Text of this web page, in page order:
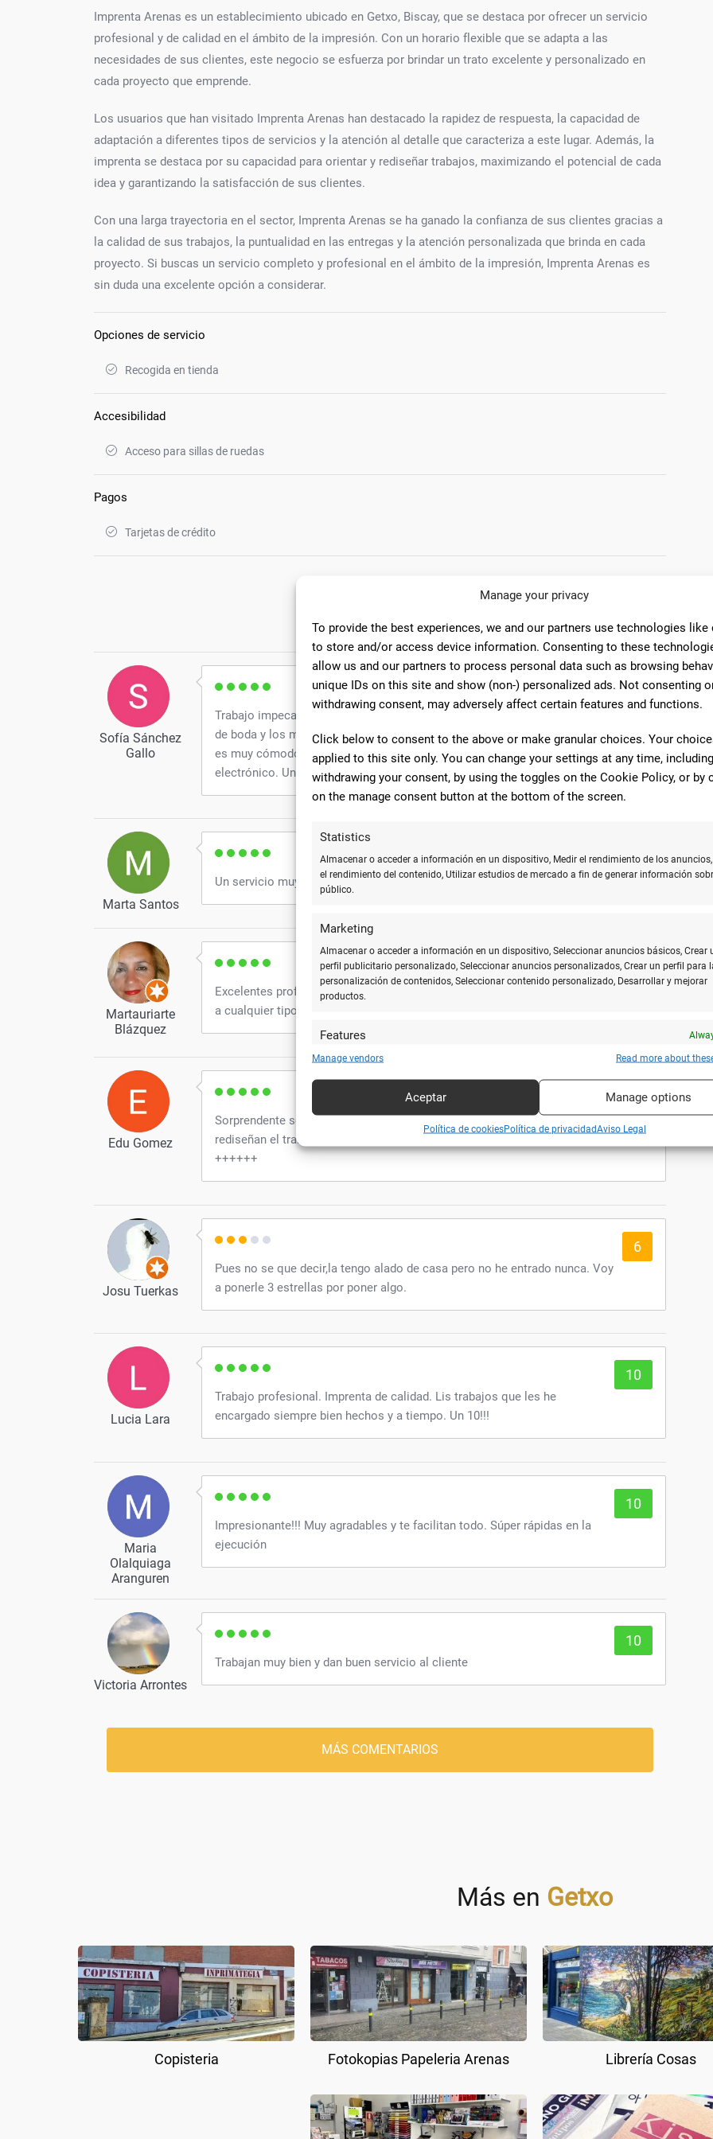
Manage your privacy
To provide the best experiences, we and our partners use technologies like
to store and/or access device information. Consenting to these
allow us and our partners to process personal data such as browsing
unique IDs on this site and show (non-) personalized ads. Not consenting
withdrawing consent, may adversely affect certain features and functions.
Click below to consent to the above or make granular choices. Your
applied to this site only. You can change your settings at any time, including
withdrawing your consent, by using the toggles on the Cookie Policy, or by
on the manage consent button at the bottom of the screen.
Statistics
Almacenar o acceder a información en un dispositivo, Medir el rendimiento de los
el rendimiento del contenido, Utilizar estudios de mercado a fin de generar información
público.
Marketing
Almacenar o acceder a información en un dispositivo, Seleccionar anuncios básicos, Crear
perfil publicitario personalizado, Seleccionar anuncios personalizados, Crear un perfil para
personalización de contenidos, Seleccionar contenido personalizado, Desarrollar y mejorar
productos.
Features
Cotejar y combinar fuentes de datos off line, Vincular diferentes dispositivos, Recibir
Utilizar datos de localización geográfica precisa, Analizar activamente las
Garantizar la seguridad, evitar fraudes y depurar errores, Servir
Manage vendors Read more about
Aceptar Manage options
Política de cookiesPolítica de privacidadAviso Legal
Imprenta Arenas es un establecimiento ubicado en Getxo, Biscay, que se destaca por ofrecer un servicio
profesional y de calidad en el ámbito de la impresión. Con un horario flexible que se adapta a las
necesidades de sus clientes, este negocio se esfuerza por brindar un trato excelente y personalizado en
cada proyecto que emprende.
Los usuarios que han visitado Imprenta Arenas han destacado la rapidez de respuesta, la capacidad de
adaptación a diferentes tipos de servicios y la atención al detalle que caracteriza a este lugar. Además, la
imprenta se destaca por su capacidad para orientar y rediseñar trabajos, maximizando el potencial de cada
idea y garantizando la satisfacción de sus clientes.
Con una larga trayectoria en el sector, Imprenta Arenas se ha ganado la confianza de sus clientes gracias a
la calidad de sus trabajos, la puntualidad en las entregas y la atención personalizada que brinda en cada
proyecto. Si buscas un servicio completo y profesional en el ámbito de la impresión, Imprenta Arenas es
sin duda una excelente opción a considerar.
Opciones de servicio
Recogida en tienda
Accesibilidad
Acceso para sillas de ruedas
Pagos
Tarjetas de crédito
19 Comentarios
Sofía Sánchez
Gallo
10
Trabajo impecable, amables y buen precio. Hemos hecho las invitaciones
de boda y los misales de dos bodas de la familia y estamos encantados. Además
es muy cómodo porque funcionan fenomenal por teléfono y por correo
electrónico. Unos profesionales.
Marta Santos
10
Un servicio muy profesional y un trato excelente. Lo recomiendo al 100%!
Martauriarte
Blázquez
10
Excelentes profesionales muy rápida respuesta se amoldan perfectamente
a cualquier tipo de servicio
Edu Gomez
10
Sorprendente servicio completo. No solo imprimen, te orientan y te
rediseñan el trabajo hasta sacar el máximo partido a tu idea. Recomendable
++++++
Josu Tuerkas
6
Pues no se que decir,la tengo alado de casa pero no he entrado nunca. Voy
a ponerle 3 estrellas por poner algo.
Lucia Lara
10
Trabajo profesional. Imprenta de calidad. Lis trabajos que les he
encargado siempre bien hechos y a tiempo. Un 10!!!
Maria
Olalquiaga
Aranguren
10
Impresionante!!! Muy agradables y te facilitan todo. Súper rápidas en la
ejecución
Victoria Arrontes
10
Trabajan muy bien y dan buen servicio al cliente
MÁS COMENTARIOS
Más en Getxo
Copisteria Fotokopias Papeleria Arenas Librería Cosas